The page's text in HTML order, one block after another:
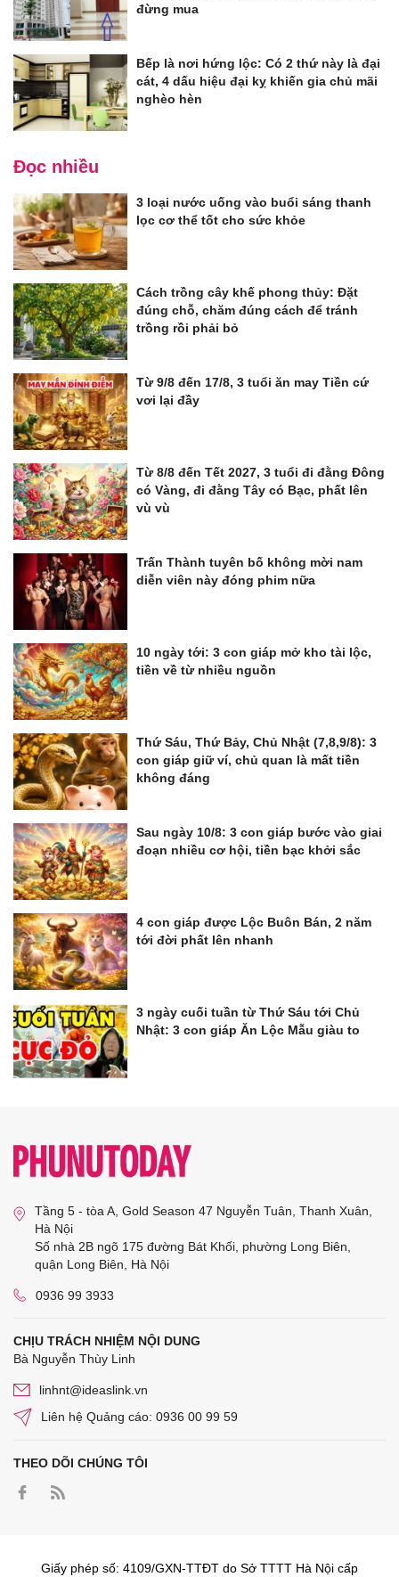
đừng mua
Bếp là nơi hứng lộc: Có 2 thứ này là đại
cát, 4 dấu hiệu đại kỵ khiến gia chủ mãi
nghèo hèn
Đọc nhiều
3 loại nước uống vào buổi sáng thanh
lọc cơ thể tốt cho sức khỏe
Cách trồng cây khế phong thủy: Đặt
đúng chỗ, chăm đúng cách để tránh
trồng rồi phải bỏ
Từ 9/8 đến 17/8, 3 tuổi ăn may Tiền cứ
vơi lại đầy
Từ 8/8 đến Tết 2027, 3 tuổi đi đằng Đông
có Vàng, đi đằng Tây có Bạc, phất lên
vù vù
Trấn Thành tuyên bố không mời nam
diễn viên này đóng phim nữa
10 ngày tới: 3 con giáp mở kho tài lộc,
tiền về từ nhiều nguồn
Thứ Sáu, Thứ Bảy, Chủ Nhật (7,8,9/8): 3
con giáp giữ ví, chủ quan là mất tiền
không đáng
Sau ngày 10/8: 3 con giáp bước vào giai
đoạn nhiều cơ hội, tiền bạc khởi sắc
4 con giáp được Lộc Buôn Bán, 2 năm
tới đời phất lên nhanh
3 ngày cuối tuần từ Thứ Sáu tới Chủ
Nhật: 3 con giáp Ăn Lộc Mẫu giàu to
Tầng 5 - tòa A, Gold Season 47 Nguyễn Tuân, Thanh Xuân,
Hà Nội
Số nhà 2B ngõ 175 đường Bát Khối, phường Long Biên,
quận Long Biên, Hà Nội
0936 99 3933
CHỊU TRÁCH NHIỆM NỘI DUNG
Bà Nguyễn Thùy Linh
linhnt@ideaslink.vn
Liên hệ Quảng cáo: 0936 00 99 59
THEO DÕI CHÚNG TÔI
Giấy phép số: 4109/GXN-TTĐT do Sở TTTT Hà Nội cấp